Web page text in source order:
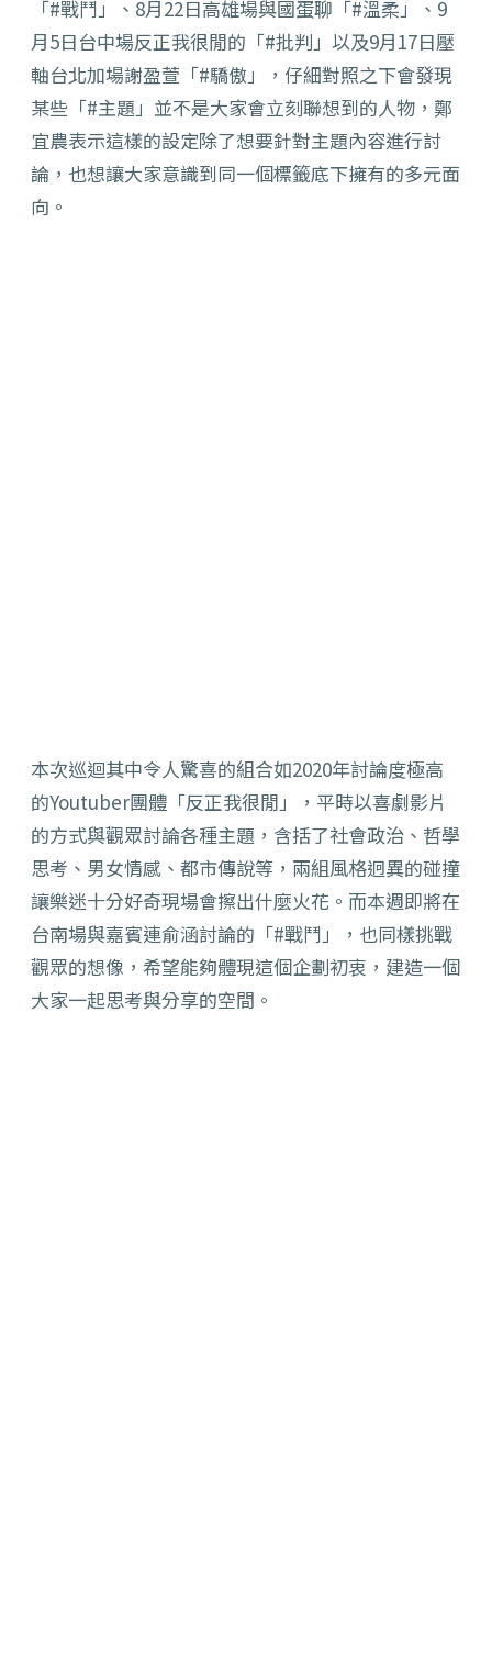
「#戰鬥」、8月22日高雄場與國蛋聊「#溫柔」、9
月5日台中場反正我很閒的「#批判」以及9月17日壓
軸台北加場謝盈萱「#驕傲」，仔細對照之下會發現
某些「#主題」並不是大家會立刻聯想到的人物，鄭
宜農表示這樣的設定除了想要針對主題內容進行討
論，也想讓大家意識到同一個標籤底下擁有的多元面
向。
本次巡迴其中令人驚喜的組合如2020年討論度極高
的Youtuber團體「反正我很閒」，平時以喜劇影片
的方式與觀眾討論各種主題，含括了社會政治、哲學
思考、男女情感、都市傳說等，兩組風格迥異的碰撞
讓樂迷十分好奇現場會擦出什麼火花。而本週即將在
台南場與嘉賓連俞涵討論的「#戰鬥」，也同樣挑戰
觀眾的想像，希望能夠體現這個企劃初衷，建造一個
大家一起思考與分享的空間。